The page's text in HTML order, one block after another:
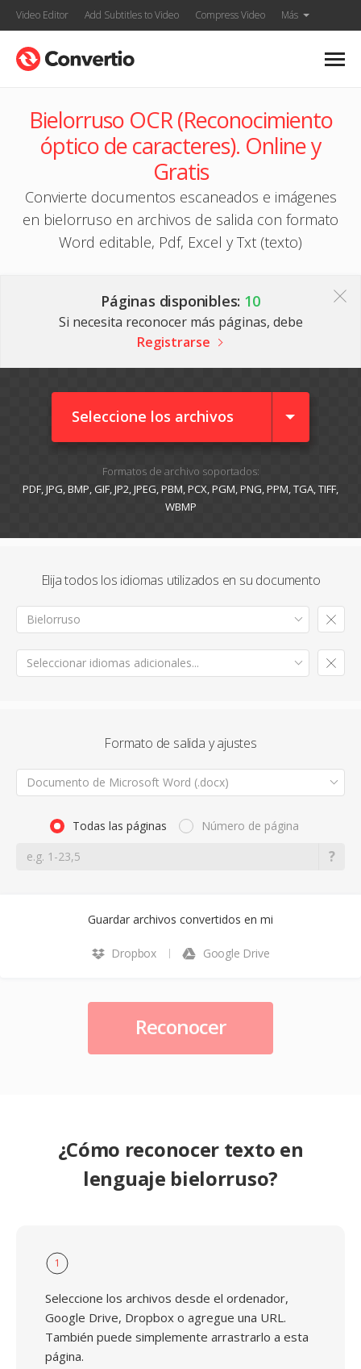
Video Editor Add Subtitles to Video Compress Video Más
Bielorruso OCR (Reconocimiento
óptico de caracteres). Online y
Gratis
Convierte documentos escaneados e imágenes
en bielorruso en archivos de salida con formato
Word editable, Pdf, Excel y Txt (texto)
Páginas disponibles: 10
Si necesita reconocer más páginas, debe
Registrarse
Seleccione los archivos
Formatos de archivo soportados:
PDF, JPG, BMP, GIF, JP2, JPEG, PBM, PCX, PGM, PNG, PPM, TGA, TIFF,
WBMP
Elija todos los idiomas utilizados en su documento
Bielorruso
Seleccionar idiomas adicionales...
Formato de salida y ajustes
Documento de Microsoft Word (.docx)
Todas las páginas Número de página
Guardar archivos convertidos en mi
Dropbox Google Drive
Reconocer
¿Cómo reconocer texto en
lenguaje bielorruso?
1
Seleccione los archivos desde el ordenador,
Google Drive, Dropbox o agregue una URL.
También puede simplemente arrastrarlo a esta
página.